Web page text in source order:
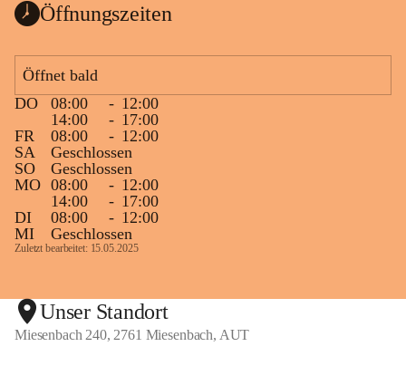
Öffnungszeiten
Öffnet bald
DO
08:00 - 12:00
14:00
- 17:00
FR
08:00 - 12:00
SA
Geschlossen
SO
Geschlossen
MO 08:00 - 12:00
14:00
- 17:00
DI
08:00 - 12:00
MI
Geschlossen
Zuletzt bearbeitet: 15.05.2025
Unser Standort
Miesenbach 240, 2761 Miesenbach, AUT